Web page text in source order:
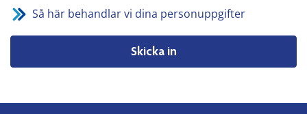
Så här behandlar vi dina personuppgifter
Skicka in